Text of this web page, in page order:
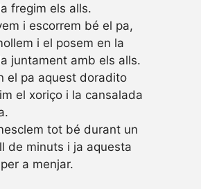
fregim els alls.
i escorrem bé el pa,
i el posem en la
juntament amb els alls.
el pa aquest doradito
el xoriço i la cansalada
tot bé durant un
de minuts i ja aquesta
a menjar.